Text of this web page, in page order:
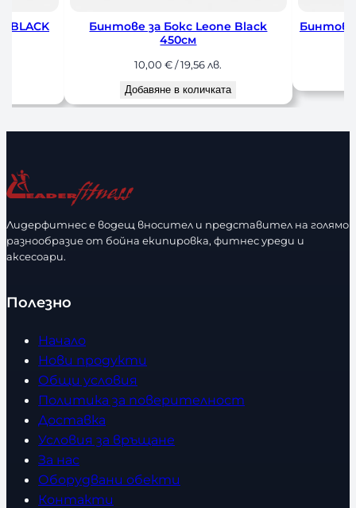
Бинтове за Бокс Leone Blue 350 см Бинтове
Лидерфитнес е водещ вносител и представител на голямо
разнообразие от бойна екипировка, фитнес уреди и
аксесоари.
Полезно
Начало
Нови продукти
Общи условия
Политика за поверителност
Доставка
Условия за връщане
За нас
Оборудвани обекти
Контакти